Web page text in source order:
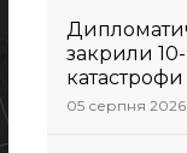
закрили
катастрофи
05 серпня 2026